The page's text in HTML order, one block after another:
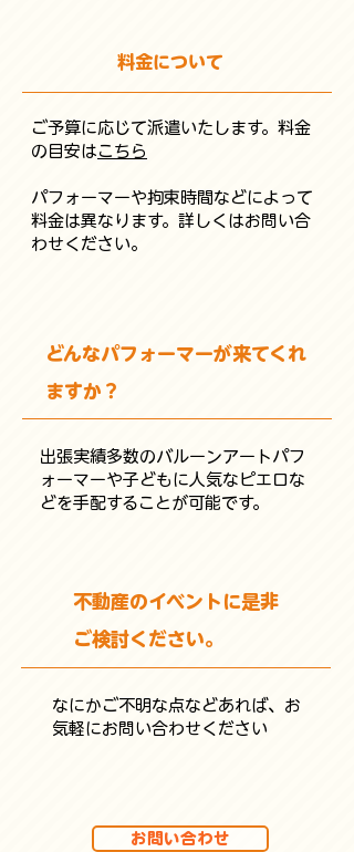
​料金について
ご予算に応じて派遣いたします。料金
の目安は こちら
​パフォーマーや拘束時間などによって
料金は異なります。詳しくはお問い合
わせください。
どんなパフォーマーが来てくれ
ますか？
出張実績多数のバルーンアートパフ
ォーマーや子どもに人気なピエロな
どを手配することが可能です。
不動産のイベントに是非
ご検討ください。
なにかご不明な点などあれば、お
気軽にお問い合わせください
お問い合わせ